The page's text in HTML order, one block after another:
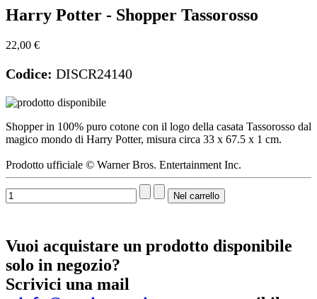
Harry Potter - Shopper Tassorosso
22,00 €
Codice: DISCR24140
Shopper in 100% puro cotone con il logo della casata Tassorosso dal
magico mondo di Harry Potter, misura circa 33 x 67.5 x 1 cm.
Prodotto ufficiale © Warner Bros. Entertainment Inc.
Vuoi acquistare un prodotto disponibile
solo in negozio?
Scrivici una mail